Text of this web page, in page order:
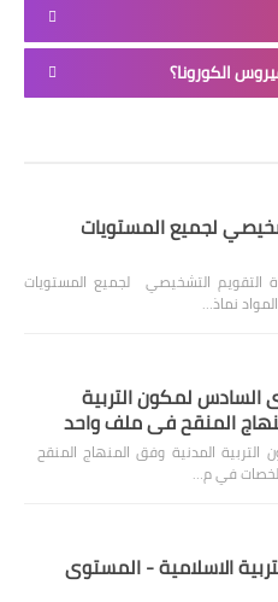
الكورونا؟
لجميع المستويات
التقويم التشخيصي لجميع المستويات
نماذ…
لمكون التربية
المنقح في ملف واحد
المدنية وفق المنهاج المنقح
في م…
الاسلامية - المستوى